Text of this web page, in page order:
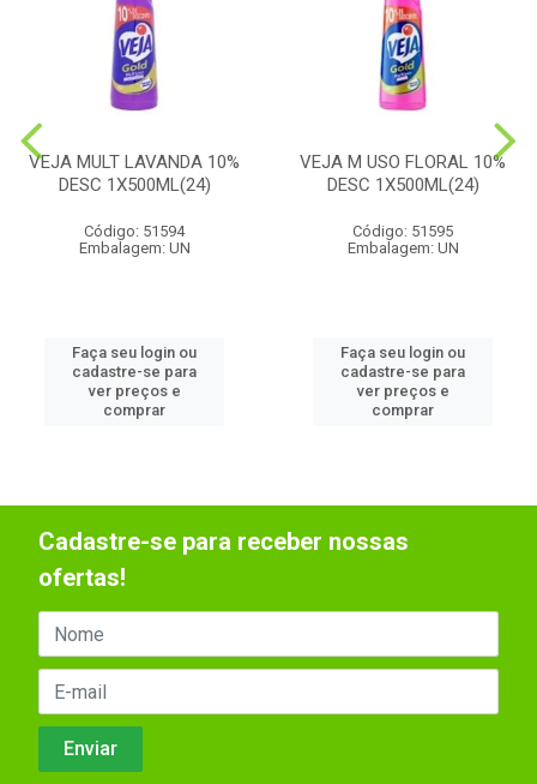
VEJA MULT LAVANDA 10%
DESC 1X500ML(24)
Código: 51594
Embalagem: UN
Faça seu login ou
cadastre-se para
ver preços e
comprar
VEJA M USO FLORAL 10%
DESC 1X500ML(24)
Código: 51595
Embalagem: UN
Faça seu login ou
cadastre-se para
ver preços e
comprar
Cadastre-se para receber nossas
ofertas!